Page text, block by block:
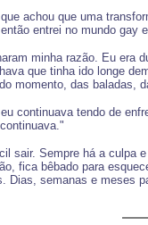
achou que uma
entrei no mundo gay
minha razão. Eu era
que tinha ido longe
momento, das baladas,
continuava tendo de
sair. Sempre há a
fica bêbado para
Dias, semanas e meses